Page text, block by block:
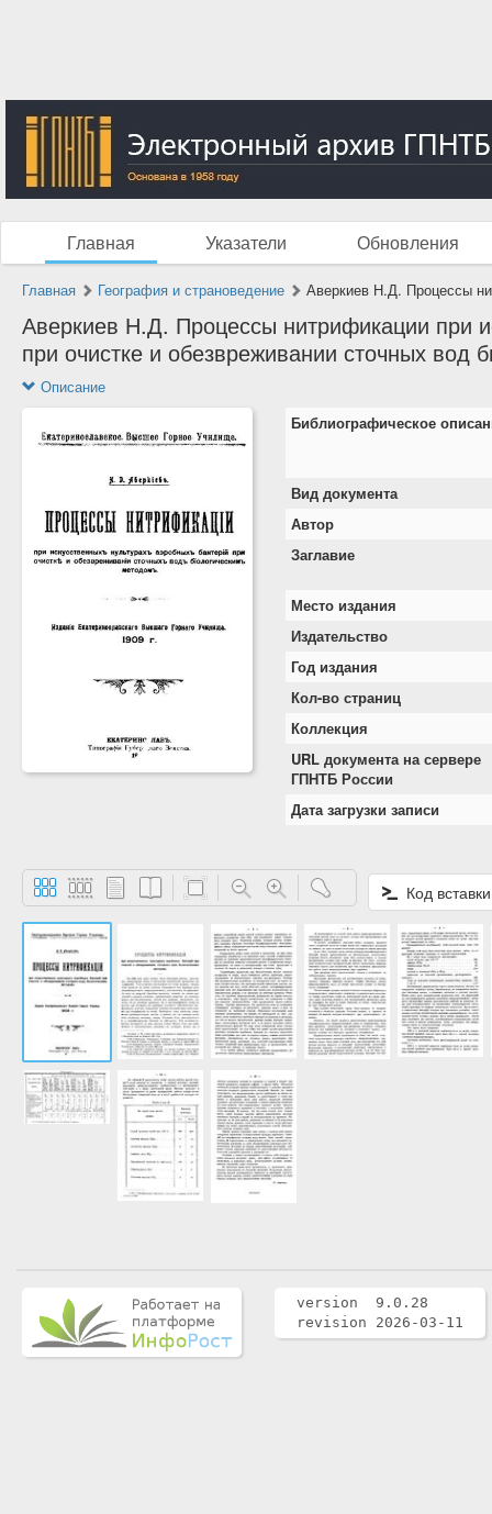
Главная Указатели Обновления
Главная География и страноведение Аверкиев Н.Д. Процессы
Аверкиев Н.Д. Процессы нитрификации при
при очистке и обезвреживании сточных вод
Описание
Библиографическое
Вид документа
Автор
Заглавие
Место издания
Издательство
Год издания
Кол-во страниц
Коллекция
URL документа на сервере
ГПНТБ России
Дата загрузки записи
Код вставки
version 9.0.28
revision 2026-03-11